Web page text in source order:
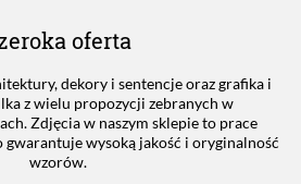
oferta
dekory i sentencje oraz grafika i
z wielu propozycji zebranych w
Zdjęcia w naszym sklepie to prace
wysoką jakość i oryginalność
wzorów.